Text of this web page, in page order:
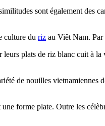
sont également des
culture du riz au Viêt Nam. Par
plats de riz blanc cuit à
de nouilles vietnamiennes
forme plate. Outre les